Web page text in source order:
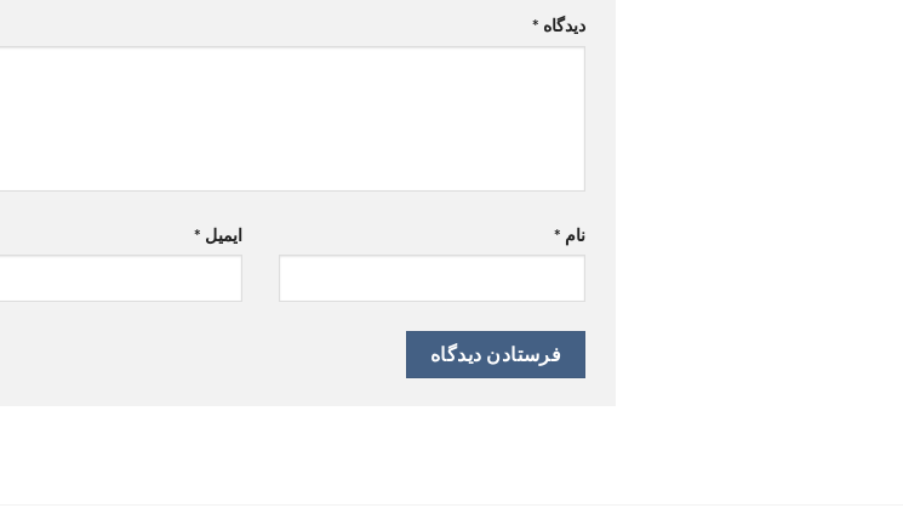
دیدگاه *
نام * ایمیل *